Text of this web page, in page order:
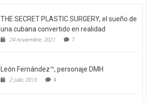
THE SECRET PLASTIC SURGERY, el sueño de
una cubana convertido en realidad
24 noviembre, 2021 7
León Fernández™, personaje DMH
2 julio, 2015 4